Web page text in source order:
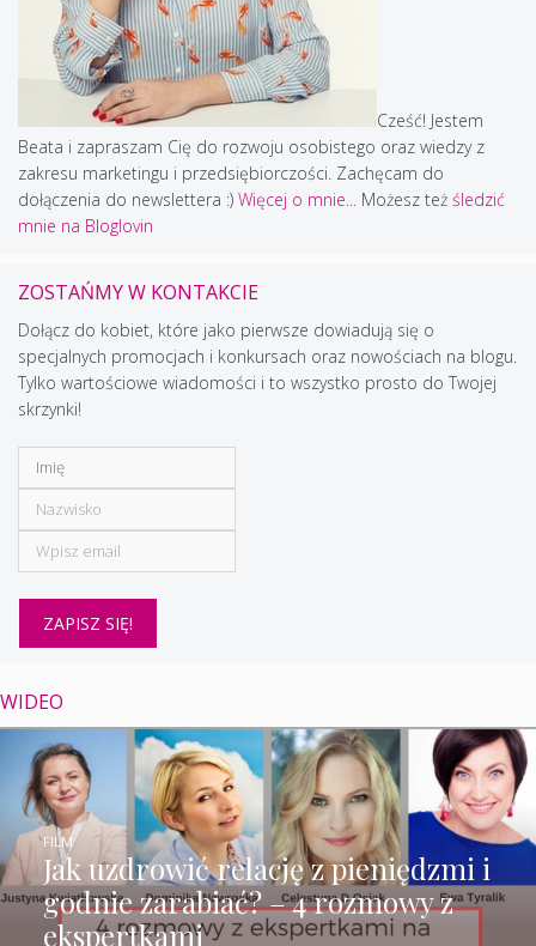
Cześć! Jestem
Beata i zapraszam Cię do rozwoju osobistego oraz wiedzy z
zakresu marketingu i przedsiębiorczości. Zachęcam do
dołączenia do newslettera :) Więcej o mnie... Możesz też śledzić
mnie na Bloglovin
ZOSTAŃMY W KONTAKCIE
Dołącz do kobiet, które jako pierwsze dowiadują się o
specjalnych promocjach i konkursach oraz nowościach na blogu.
Tylko wartościowe wiadomości i to wszystko prosto do Twojej
skrzynki!
WIDEO
Jak uzdrowić relację z pieniędzmi i
godnie zarabiać? – 4 rozmowy z
ekspertkami
FILM